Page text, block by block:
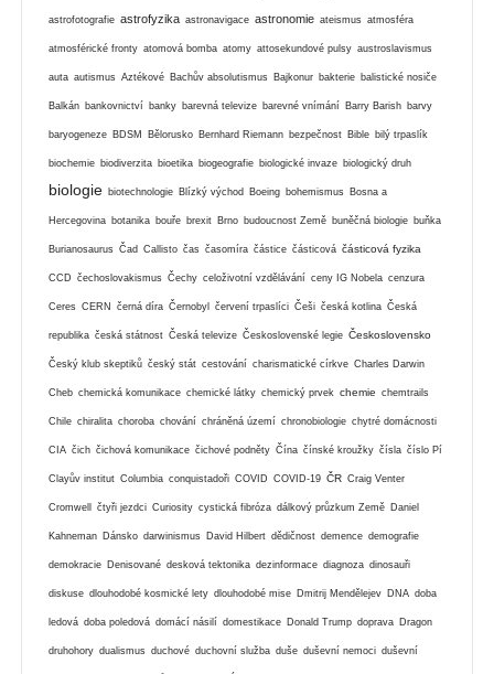
astrofotografie astrofyzika astronavigace astronomie ateismus atmosféra
atmosférické fronty atomová bomba atomy attosekundové pulsy austroslavismus
auta autismus Aztékové Bachův absolutismus Bajkonur bakterie balistické nosiče
Balkán bankovnictví banky barevná televize barevné vnímání Barry Barish barvy
baryogeneze BDSM Bělorusko Bernhard Riemann bezpečnost Bible bilý trpaslík
biochemie biodiverzita bioetika biogeografie biologické invaze biologický druh
biologie biotechnologie Blízký východ Boeing bohemismus Bosna a
Hercegovina botanika bouře brexit Brno budoucnost Země buněčná biologie buňka
Burianosaurus Čad Callisto čas časomíra částice částicová částicová fyzika
CCD čechoslovakismus Čechy celoživotní vzdělávání ceny IG Nobela cenzura
Ceres CERN černá díra Černobyl červení trpaslíci Češi česká kotlina Česká
republika česká státnost Česká televize Československé legie Československo
Český klub skeptiků český stát cestování charismatické církve Charles Darwin
Cheb chemická komunikace chemické látky chemický prvek chemie chemtrails
Chile chiralita choroba chování chráněná území chronobiologie chytré domácnosti
CIA čich čichová komunikace čichové podněty Čína čínské kroužky čísla číslo Pí
Clayův institut Columbia conquistadoři COVID COVID-19 ČR Craig Venter
Cromwell čtyři jezdci Curiosity cystická fibróza dálkový průzkum Země Daniel
Kahneman Dánsko darwinismus David Hilbert dědičnost demence demografie
demokracie Denisované desková tektonika dezinformace diagnoza dinosauři
diskuse dlouhodobé kosmické lety dlouhodobé mise Dmitrij Mendělejev DNA doba
ledová doba poledová domácí násilí domestikace Donald Trump doprava Dragon
druhohory dualismus duchové duchovní služba duše duševní nemoci duševní